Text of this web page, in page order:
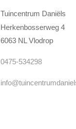
Tuincentrum Daniëls
Herkenbosserweg 4
6063 NL Vlodrop
0475-534298